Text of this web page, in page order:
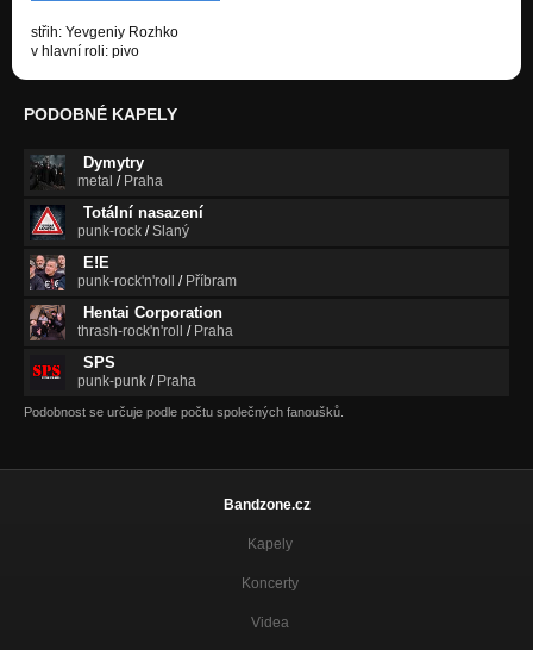
střih: Yevgeniy Rozhko
v hlavní roli: pivo
PODOBNÉ KAPELY
Dymytry
metal / Praha
Totální nasazení
punk-rock /Slaný
E!E
punk-rock'n'roll / Příbram
Hentai Corporation
thrash-rock'n'roll / Praha
SPS
punk-punk / Praha
Podobnost se určuje podle počtu společných fanoušků.
Bandzone.cz
Kapely
Koncerty
Videa